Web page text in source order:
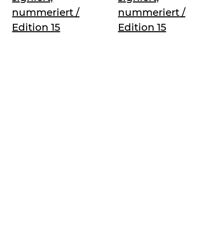
nummeriert /
Edition 15
nummeriert /
Edition 15